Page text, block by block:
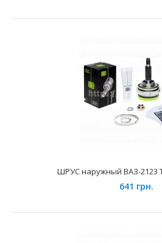
ШРУС наружный ВАЗ-1118
820
Применение на автомобилях
ШРУС наружный ВАЗ-2123
641 грн.